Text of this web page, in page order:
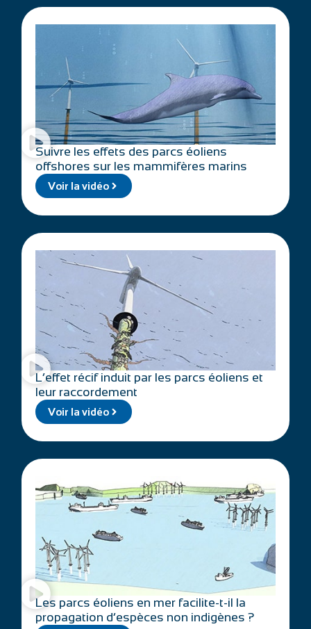
Suivre les effets des parcs éoliens
offshores sur les mammifères marins
Voir la vidéo
L’effet récif induit par les parcs éoliens et
leur raccordement
Voir la vidéo
Les parcs éoliens en mer facilite-t-il la
propagation d’espèces non indigènes ?